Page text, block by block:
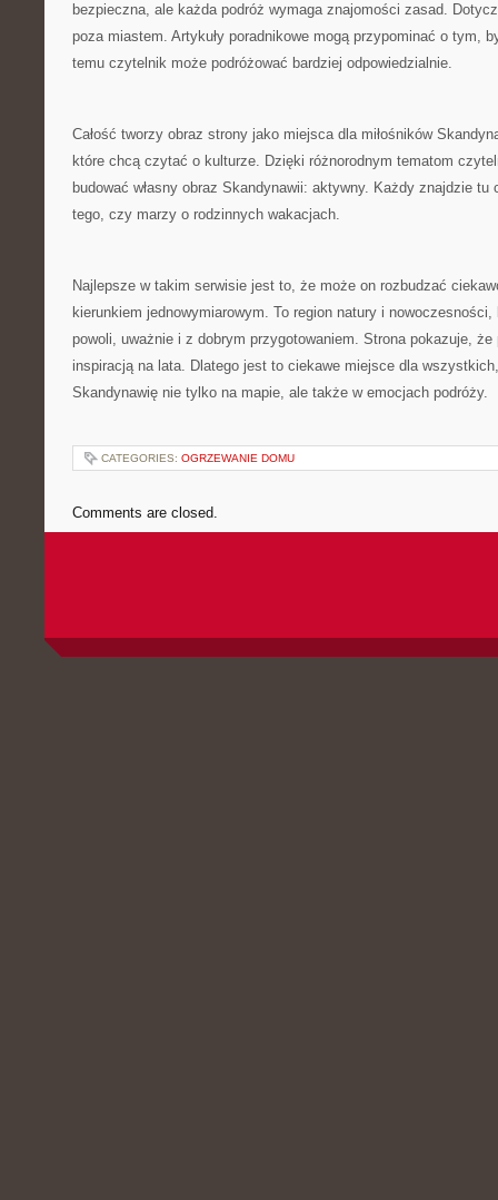
bezpieczna, ale każda podróż wymaga znajomości zasad.
poza miastem. Artykuły poradnikowe mogą przypominać o tym,
temu czytelnik może podróżować bardziej odpowiedzialnie.
Całość tworzy obraz strony jako miejsca dla miłośników
które chcą czytać o kulturze. Dzięki różnorodnym tematom
budować własny obraz Skandynawii: aktywny. Każdy znajdzie
tego, czy marzy o rodzinnych wakacjach.
Najlepsze w takim serwisie jest to, że może on rozbudzać
kierunkiem jednowymiarowym. To region natury i
powoli, uważnie i z dobrym przygotowaniem. Strona pokazuje, że
inspiracją na lata. Dlatego jest to ciekawe miejsce dla
Skandynawię nie tylko na mapie, ale także w emocjach podróży.
CATEGORIES: OGRZEWANIE DOMU
Comments are closed.